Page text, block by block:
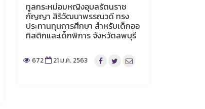
ทูลกระหม่อมหญิงอุบลรัตนราช
กัญญา สิริวัฒนาพรรณวดี ทรง
ประทานทุนการศึกษา สำหรับเด็กออ
ทิสติกและเด็กพิการ จังหวัดลพบุรี
672 21 ม.ค. 2563